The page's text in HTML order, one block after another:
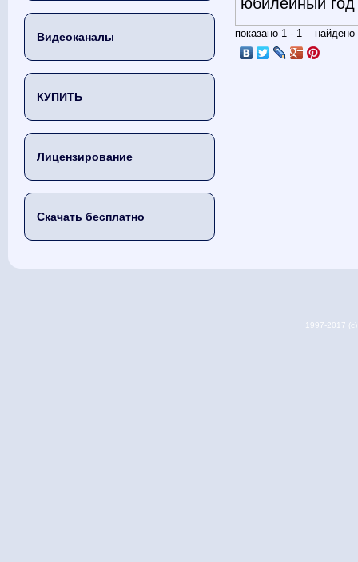
Видеоканалы
КУПИТЬ
Лицензирование
Скачать бесплатно
юбилейный
показано 1 - 1 найдено
1997-2017